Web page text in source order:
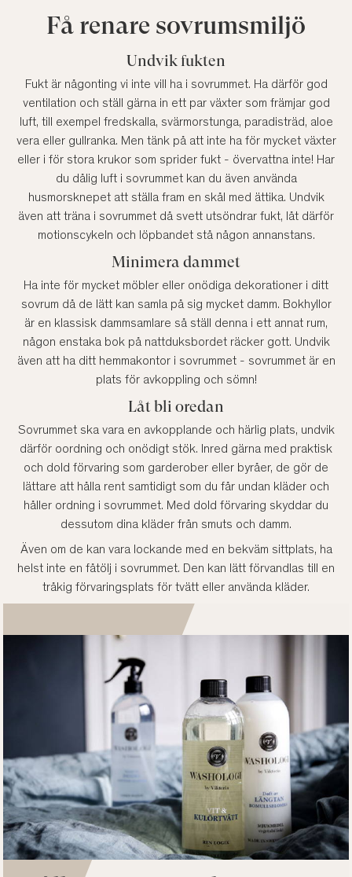
Få renare sovrumsmiljö
Undvik fukten
Fukt är någonting vi inte vill ha i sovrummet. Ha därför god
ventilation och ställ gärna in ett par växter som främjar god
luft, till exempel fredskalla, svärmorstunga, paradisträd, aloe
vera eller gullranka. Men tänk på att inte ha för mycket växter
eller i för stora krukor som sprider fukt - övervattna inte! Har
du dålig luft i sovrummet kan du även använda
husmorsknepet att ställa fram en skål med ättika. Undvik
även att träna i sovrummet då svett utsöndrar fukt, låt därför
motionscykeln och löpbandet stå någon annanstans.
Minimera dammet
Ha inte för mycket möbler eller onödiga dekorationer i ditt
sovrum då de lätt kan samla på sig mycket damm. Bokhyllor
är en klassisk dammsamlare så ställ denna i ett annat rum,
någon enstaka bok på nattduksbordet räcker gott. Undvik
även att ha ditt hemmakontor i sovrummet - sovrummet är en
plats för avkoppling och sömn!
Låt bli oredan
Sovrummet ska vara en avkopplande och härlig plats, undvik
därför oordning och onödigt stök. Inred gärna med praktisk
och dold förvaring som garderober eller byråer, de gör de
lättare att hålla rent samtidigt som du får undan kläder och
håller ordning i sovrummet. Med dold förvaring skyddar du
dessutom dina kläder från smuts och damm.
Även om de kan vara lockande med en bekväm sittplats, ha
helst inte en fåtölj i sovrummet. Den kan lätt förvandlas till en
tråkig förvaringsplats för tvätt eller använda kläder.